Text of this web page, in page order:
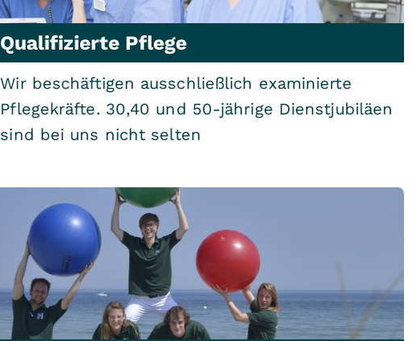
Qualifizierte Pflege
Wir beschäftigen ausschließlich examinierte
Pflegekräfte. 30,40 und 50-jährige Dienstjubiläen
sind bei uns nicht selten